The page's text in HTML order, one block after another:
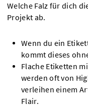
Welche Falz für dich
Projekt ab.
Wenn du ein
kommt dieses
Flache Etiketten
werden oft von
verleihen einem
Flair.